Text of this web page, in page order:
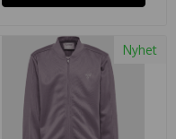
Nyhet